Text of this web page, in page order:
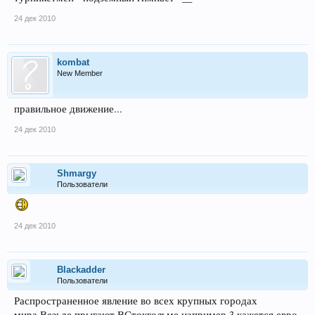
24 дек 2010
kombat
New Member
правильное движение...
24 дек 2010
Shmargy
Пользователи
24 дек 2010
Blackadder
Пользователи
Распространенное явление во всех крупных городах